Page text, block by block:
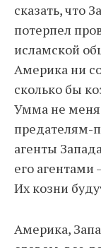
сказать, что
потерпел
исламской
Америка ни
сколько бы
Умма не
предателям-
агенты
его агентами
Их козни
Америка,